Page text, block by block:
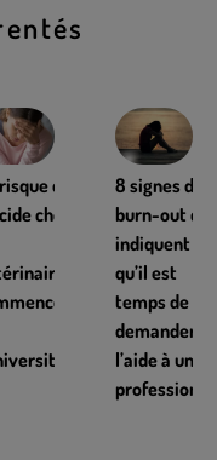
de
chez
8 signes de
burn-out qui
indiquent
qu’il est
temps de
demander
l’aide à un